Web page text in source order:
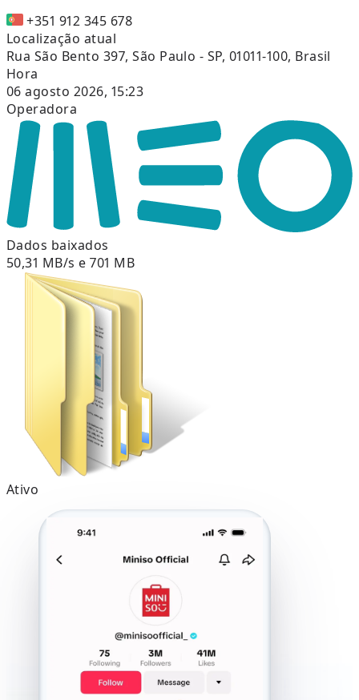
+351 912 345 678
Localização atual
Rua São Bento 397, São Paulo - SP, 01011-100, Brasil
Hora
06 agosto 2026, 15:23
Operadora
Dados baixados
50,31 MB/s e 701 MB
Ativo